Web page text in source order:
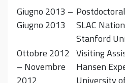
Giugno 2013 –
Giugno 2013
SLAC
Stanford
Ottobre 2012
– Novembre
Visiting
Hansen